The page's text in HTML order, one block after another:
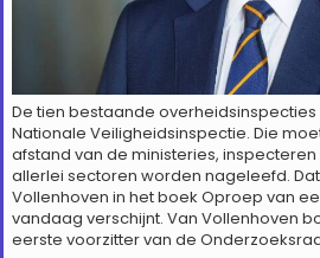
De tien bestaande
Nationale Veiligheidsinspectie. Die
afstand van de ministeries,
allerlei sectoren worden nageleefd.
Vollenhoven in het boek Oproep van
vandaag verschijnt. Van Vollenhoven
eerste voorzitter van de